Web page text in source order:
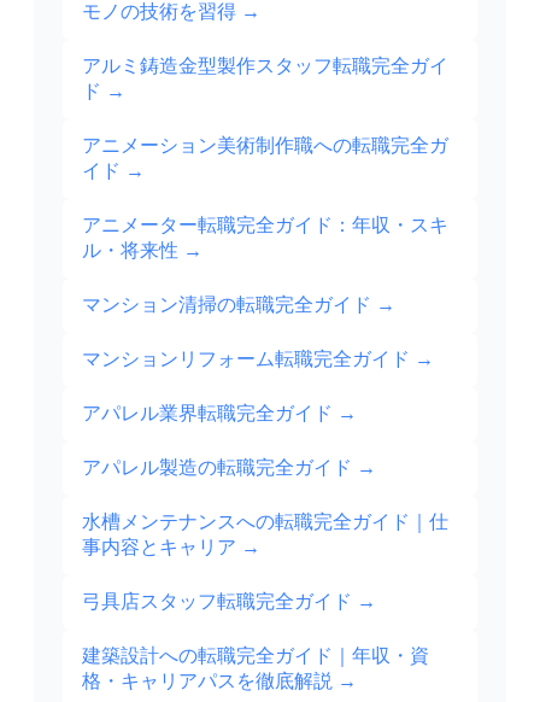
モノの技術を習得 →
アルミ鋳造金型製作スタッフ転職完全ガイ
ド →
アニメーション美術制作職への転職完全ガ
イド →
アニメーター転職完全ガイド：年収・スキ
ル・将来性 →
マンション清掃の転職完全ガイド →
マンションリフォーム転職完全ガイド →
アパレル業界転職完全ガイド →
アパレル製造の転職完全ガイド →
水槽メンテナンスへの転職完全ガイド｜仕
事内容とキャリア →
弓具店スタッフ転職完全ガイド →
建築設計への転職完全ガイド｜年収・資
格・キャリアパスを徹底解説 →